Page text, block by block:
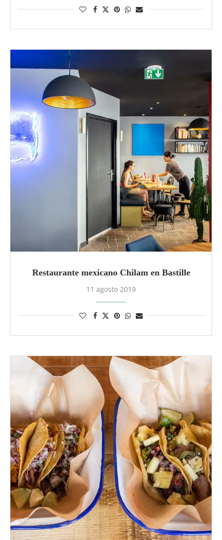
Restaurante mexicano Chilam en Bastille
11 agosto 2019